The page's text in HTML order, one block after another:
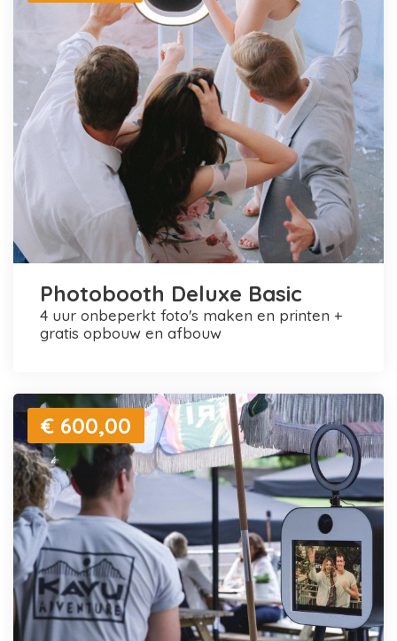
Photobooth Deluxe Basic
4 uur onbeperkt foto's maken en printen +
gratis opbouw en afbouw
€ 600,00